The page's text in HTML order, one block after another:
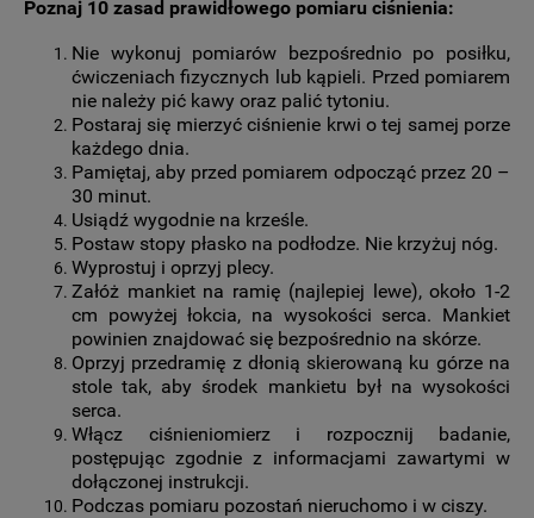
Poznaj 10 zasad prawidłowego pomiaru ciśnienia:
Nie wykonuj pomiarów bezpośrednio po posiłku,
ćwiczeniach fizycznych lub kąpieli. Przed pomiarem
nie należy pić kawy oraz palić tytoniu.
Postaraj się mierzyć ciśnienie krwi o tej samej porze
każdego dnia.
Pamiętaj, aby przed pomiarem odpocząć przez 20 –
30 minut.
Usiądź wygodnie na krześle.
Postaw stopy płasko na podłodze. Nie krzyżuj nóg.
Wyprostuj i oprzyj plecy.
Załóż mankiet na ramię (najlepiej lewe), około 1-2
cm powyżej łokcia, na wysokości serca. Mankiet
powinien znajdować się bezpośrednio na skórze.
Oprzyj przedramię z dłonią skierowaną ku górze na
stole tak, aby środek mankietu był na wysokości
serca.
Włącz ciśnieniomierz i rozpocznij badanie,
postępując zgodnie z informacjami zawartymi w
dołączonej instrukcji.
Podczas pomiaru pozostań nieruchomo i w ciszy.